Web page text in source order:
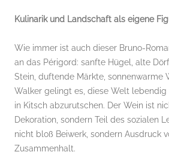
Kulinarik und Landschaft als eigene
Wie immer ist auch dieser Bruno-
an das Périgord: sanfte Hügel, alte
Stein, duftende Märkte, sonnenwarme
Walker gelingt es, diese Welt lebendig
in Kitsch abzurutschen. Der Wein ist
Dekoration, sondern Teil des sozialen
nicht bloß Beiwerk, sondern Ausdruck
Zusammenhalt.